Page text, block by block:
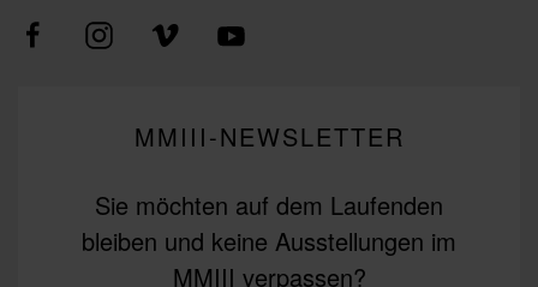
MMIII-NEWSLETTER
Sie möchten auf dem Laufenden
bleiben und keine Ausstellungen im
MMIII verpassen?